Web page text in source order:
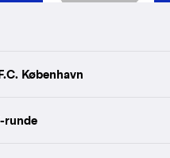
København
runde